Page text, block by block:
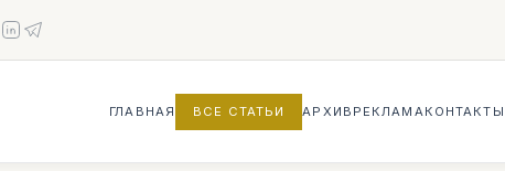
ГЛАВНАЯ ВСЕ СТАТЬИ АРХИВ РЕКЛАМА КОНТАКТЫ